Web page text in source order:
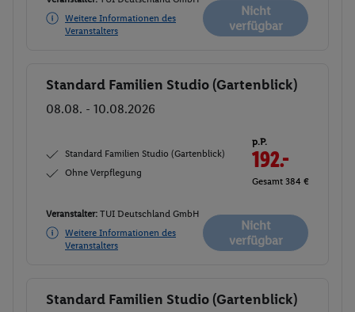
Weitere Informationen des
Veranstalters
Nicht
verfügbar
Buchen
Standard Familien Studio (Gartenblick)
08.08. - 10.08.2026
Standard Familien Studio (Gartenblick)
Ohne Verpflegung
p.P.
192.-
Gesamt 384 €
Veranstalter: TUI Deutschland GmbH
Weitere Informationen des
Veranstalters
Nicht
verfügbar
Buchen
Standard Familien Studio (Gartenblick)